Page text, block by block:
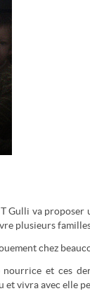
Gulli va
plusieurs
chez
et ces
et vivra avec elle